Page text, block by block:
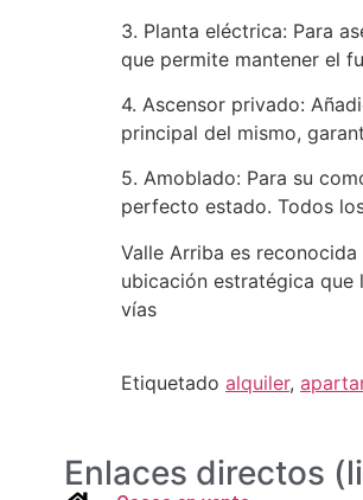
3. Planta eléctrica: Para
que permite mantener el
4. Ascensor privado:
principal del mismo,
5. Amoblado: Para su
perfecto estado. Todos
Valle Arriba es
ubicación estratégica que
vías
Etiquetado alquiler,
Enlaces directos